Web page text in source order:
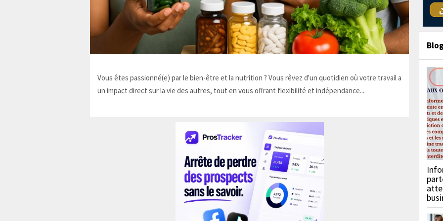
Vous êtes passionné(e) par le bien-être et la nutrition ? Vous rêvez d'un quotidien où votre travail a
un impact direct sur la vie des autres, tout en vous offrant flexibilité et indépendance...